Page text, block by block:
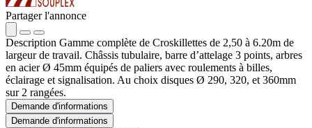
Partager l'annonce
Description Gamme complète de Croskillettes de 2,50 à 6.20m de
largeur de travail. Châssis tubulaire, barre d’attelage 3 points, arbres
en acier Ø 45mm équipés de paliers avec roulements à billes,
éclairage et signalisation. Au choix disques Ø 290, 320, et 360mm
sur 2 rangées.
Demande d'informations
Demande d'informations